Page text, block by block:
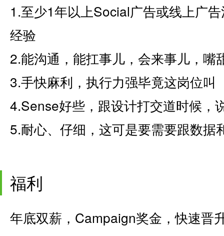
1.至少1年以上Social广告或线上广
经验
2.能沟通，能扛事儿，会来事儿，嘴
3.手快麻利，执行力强毕竟这岗位叫
4.Sense好些，跟设计打交道时候，
5.耐心、仔细，这可是要需要跟数据
福利
年底双薪，Campaign奖金，快速晋